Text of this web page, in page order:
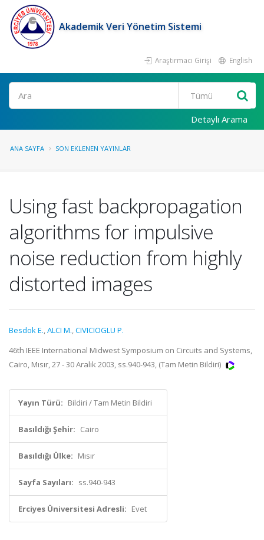
Akademik Veri Yönetim Sistemi
Araştırmacı Girişi English
Ara
Detaylı Arama
ANA SAYFA SON EKLENEN YAYINLAR
Using fast backpropagation
algorithms for impulsive
noise reduction from highly
distorted images
Besdok E.,ALCI M.,CIVICIOGLU P.
46th IEEE International Midwest Symposium on Circuits and Systems,
Cairo, Mısır, 27 - 30 Aralık 2003, ss.940-943, (Tam Metin Bildiri)
Yayın Türü: Bildiri / Tam Metin Bildiri
Basıldığı Şehir: Cairo
Basıldığı Ülke: Mısır
Sayfa Sayıları: ss.940-943
Erciyes Üniversitesi Adresli: Evet